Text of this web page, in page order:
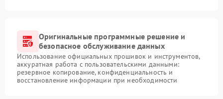
Оригинальные программные решение и
безопасное обслуживание данных
Использование официальных прошивок и инструментов,
аккуратная работа с пользовательскими данными:
резервное копирование, конфиденциальность и
восстановление информации при необходимости